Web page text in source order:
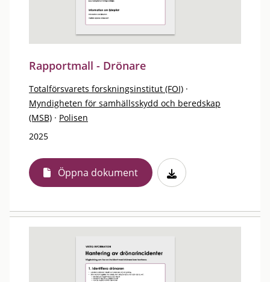
Rapportmall - Drönare
Totalförsvarets forskningsinstitut (FOI) ·
Myndigheten för samhällsskydd och beredskap
(MSB) · Polisen
2025
Öppna dokument